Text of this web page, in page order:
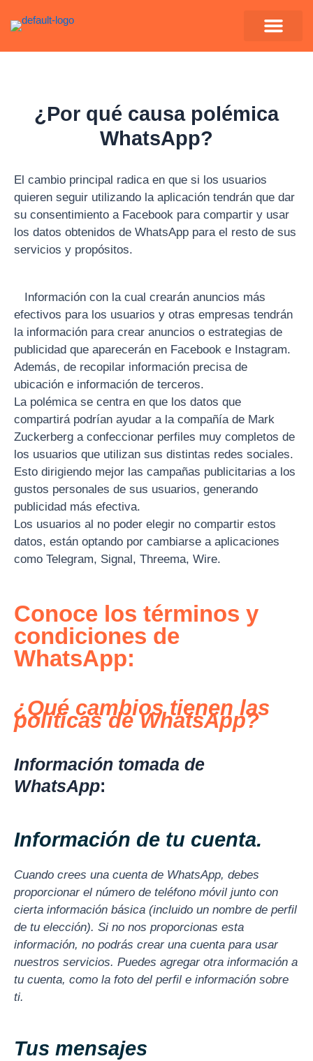
¿Por qué causa polémica
WhatsApp?
El cambio principal radica en que si los usuarios
quieren seguir utilizando la aplicación tendrán que dar
su consentimiento a Facebook para compartir y usar
los datos obtenidos de WhatsApp para el resto de sus
servicios y propósitos.
Información con la cual crearán anuncios más
efectivos para los usuarios y otras empresas tendrán
la información para crear anuncios o estrategias de
publicidad que aparecerán en Facebook e Instagram.
Además, de recopilar información precisa de
ubicación e información de terceros.
La polémica se centra en que los datos que
compartirá podrían ayudar a la compañía de Mark
Zuckerberg a confeccionar perfiles muy completos de
los usuarios que utilizan sus distintas redes sociales.
Esto dirigiendo mejor las campañas publicitarias a los
gustos personales de sus usuarios, generando
publicidad más efectiva.
Los usuarios al no poder elegir no compartir estos
datos, están optando por cambiarse a aplicaciones
como Telegram, Signal, Threema, Wire.
Conoce los términos y
condiciones de
WhatsApp:
¿Qué cambios tienen las
políticas de WhatsApp?
Información tomada de
WhatsApp:
Información de tu cuenta.
Cuando crees una cuenta de WhatsApp, debes
proporcionar el número de teléfono móvil junto con
cierta información básica (incluido un nombre de perfil
de tu elección). Si no nos proporcionas esta
información, no podrás crear una cuenta para usar
nuestros servicios. Puedes agregar otra información a
tu cuenta, como la foto del perfil e información sobre
ti.
Tus mensajes